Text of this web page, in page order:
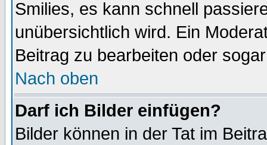
Smilies, es kann schnell
unübersichtlich wird. Ein
Beitrag zu bearbeiten oder
Nach oben
Darf ich Bilder einfügen?
Bilder können in der Tat im